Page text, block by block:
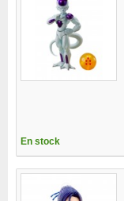
En stock